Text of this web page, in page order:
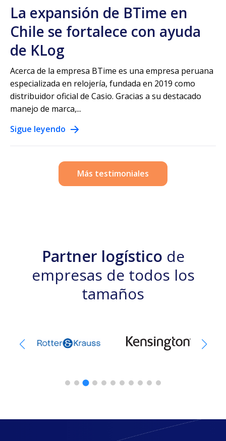
La expansión de BTime en
Chile se fortalece con ayuda
de KLog
Acerca de la empresa BTime es una empresa peruana
especializada en relojería, fundada en 2019 como
distribuidor oficial de Casio. Gracias a su destacado
manejo de marca,...
Sigue leyendo
Más testimoniales
Partner logístico de
empresas de todos los
tamaños